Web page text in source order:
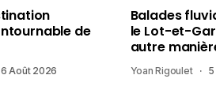
de
6 Août 2026
Balades
le Lot-et-
autre
Yoan Rigoulet